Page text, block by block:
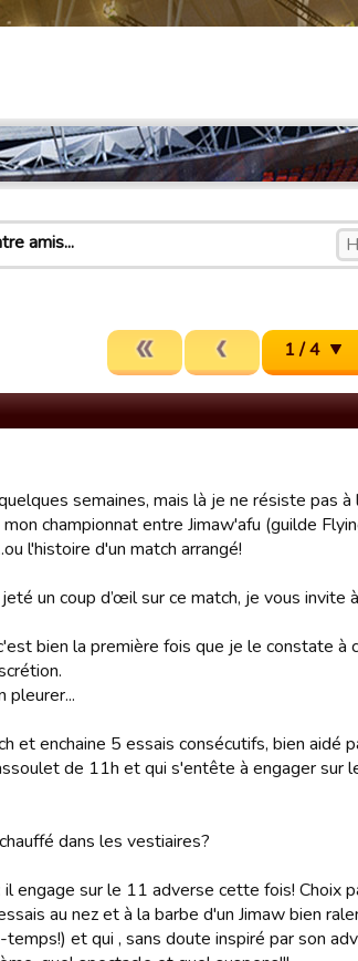
amis...
1 / 4
semaines, mais là je ne résiste pas
championnat entre Jimaw'afu (guilde
l'histoire d'un match arrangé!
un coup d’œil sur ce match, je vous invite
bien la première fois que je le constate à
pleurer...
enchaine 5 essais consécutifs, bien aidé
de 11h et qui s'entête à engager sur
dans les vestiaires?
engage sur le 11 adverse cette fois! Choix
au nez et à la barbe d'un Jimaw bien
et qui , sans doute inspiré par son